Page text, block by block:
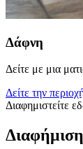
Δάφνη
Δείτε με μια
Δείτε την
Διαφημιστείτε
Διαφήμιση